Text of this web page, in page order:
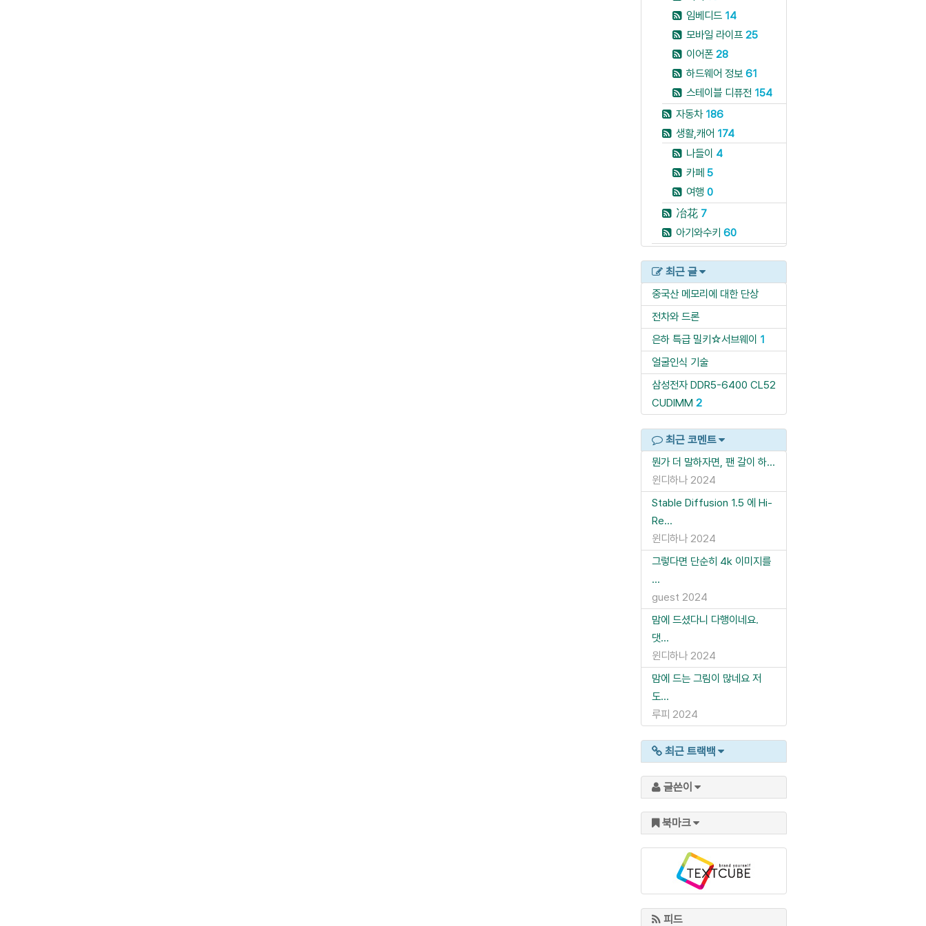
임베디드 14
모바일 라이프 25
이어폰 28
하드웨어 정보 61
스테이블 디퓨전 154
자동차 186
생활,캐어 174
나들이 4
카페 5
여행 0
冶花 7
아기와수키 60
최근 글
중국산 메모리에 대한 단상
전차와 드론
은하 특급 밀키☆서브웨이 1
얼굴인식 기술
삼성전자 DDR5-6400 CL52
CUDIMM 2
최근 코멘트
뭔가 더 말하자면, 팬 갈이 하...
윈디하나 2024
Stable Diffusion 1.5 에 Hi-
Re...
윈디하나 2024
그렇다면 단순히 4k 이미지를
...
guest 2024
맘에 드셨다니 다행이네요.
댓...
윈디하나 2024
맘에 드는 그림이 많네요 저
도...
루피 2024
최근 트랙백
글쓴이
북마크
피드